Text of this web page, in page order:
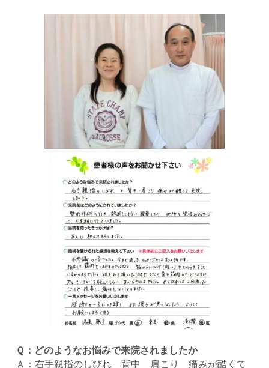
Ｑ：どのようなお悩みで来院されましたか
Ａ：右手親指のしびれ 背中 肩こり 痛みが酷くて